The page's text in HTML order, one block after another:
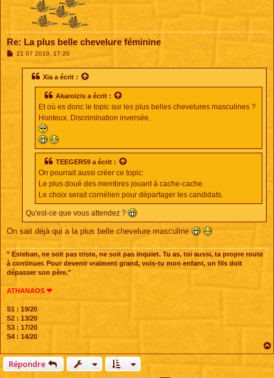
Re: La plus belle chevelure féminine
M21 07 2019, 17:20
Xiaa écrit :
Akaroizis a écrit :
Et où es donc le topic sur les plus belles chevelures masculines ?
Honteux. Discrimination inversée.
TEEGER59 a écrit :
On pourrait aussi créer ce topic:
Le plus doué des membres jouant à cache-cache.
Le choix serait cornélien pour départager les candidats.
Qu'est-ce que vous attendez ?
On sait déjà qui a la plus belle chevelure masculine
" Esteban, ne soit pas triste, ne soit pas inquiet. Tu as, toi aussi, ta propre route
à continuer. Pour devenir vraiment grand, vois-tu mon enfant, un fils doit
dépasser son père."
ATHANAOS ❤
S1 : 19/20
S2 : 13/20
S3 : 17/20
S4 : 14/20
Répondre